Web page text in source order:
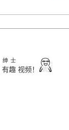
有趣
绅 士
视频！